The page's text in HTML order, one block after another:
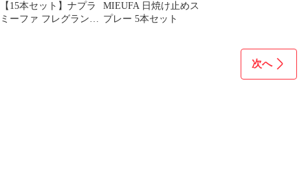
【15本セット】ナプラ
ミーファ フレグランス
MIEUFA 日焼け止めス
プレー 5本セット
次へ